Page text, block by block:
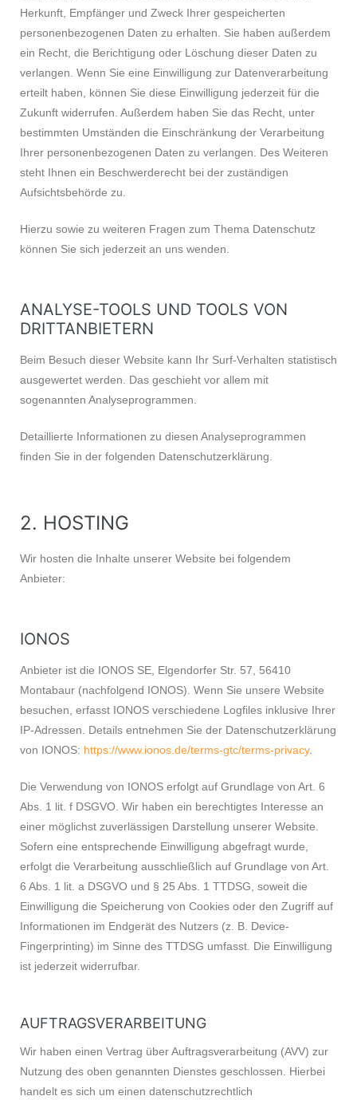
Herkunft, Empfänger und Zweck Ihrer gespeicherten
personenbezogenen Daten zu erhalten. Sie haben außerdem
ein Recht, die Berichtigung oder Löschung dieser Daten zu
verlangen. Wenn Sie eine Einwilligung zur Datenverarbeitung
erteilt haben, können Sie diese Einwilligung jederzeit für die
Zukunft widerrufen. Außerdem haben Sie das Recht, unter
bestimmten Umständen die Einschränkung der Verarbeitung
Ihrer personenbezogenen Daten zu verlangen. Des Weiteren
steht Ihnen ein Beschwerderecht bei der zuständigen
Aufsichtsbehörde zu.
Hierzu sowie zu weiteren Fragen zum Thema Datenschutz
können Sie sich jederzeit an uns wenden.
ANALYSE-TOOLS UND TOOLS VON
DRITT­ANBIETERN
Beim Besuch dieser Website kann Ihr Surf-Verhalten statistisch
ausgewertet werden. Das geschieht vor allem mit
sogenannten Analyseprogrammen.
Detaillierte Informationen zu diesen Analyseprogrammen
finden Sie in der folgenden Datenschutzerklärung.
2. HOSTING
Wir hosten die Inhalte unserer Website bei folgendem
Anbieter:
IONOS
Anbieter ist die IONOS SE, Elgendorfer Str. 57, 56410
Montabaur (nachfolgend IONOS). Wenn Sie unsere Website
besuchen, erfasst IONOS verschiedene Logfiles inklusive Ihrer
IP-Adressen. Details entnehmen Sie der Datenschutzerklärung
von IONOS: https://www.ionos.de/terms-gtc/terms-privacy.
Die Verwendung von IONOS erfolgt auf Grundlage von Art. 6
Abs. 1 lit. f DSGVO. Wir haben ein berechtigtes Interesse an
einer möglichst zuverlässigen Darstellung unserer Website.
Sofern eine entsprechende Einwilligung abgefragt wurde,
erfolgt die Verarbeitung ausschließlich auf Grundlage von Art.
6 Abs. 1 lit. a DSGVO und § 25 Abs. 1 TTDSG, soweit die
Einwilligung die Speicherung von Cookies oder den Zugriff auf
Informationen im Endgerät des Nutzers (z. B. Device-
Fingerprinting) im Sinne des TTDSG umfasst. Die Einwilligung
ist jederzeit widerrufbar.
AUFTRAGSVERARBEITUNG
Wir haben einen Vertrag über Auftragsverarbeitung (AVV) zur
Nutzung des oben genannten Dienstes geschlossen. Hierbei
handelt es sich um einen datenschutzrechtlich